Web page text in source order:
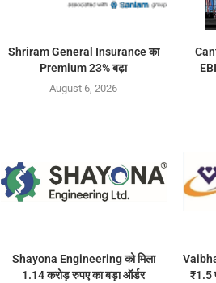
Shriram General Insurance का
Premium 23% बढ़ा
August 6, 2026
Shayona Engineering को मिला
1.14 करोड़ रुपए का बड़ा ऑर्डर
₹1.5